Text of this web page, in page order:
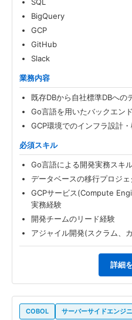
BigQuery
GCP
GitHub
Slack
業務内容
既存DBから自社標準DBへの
Go言語を用いたバックエン
GCP環境でのインフラ設計
必須スキル
Go言語による開発実務スキ
データベースの移行プロジ
GCPサービス(Compute
実務経験
開発チームのリード経験
アジャイル開発(スクラム、
詳細
COBOL サーバーサイドエンジ